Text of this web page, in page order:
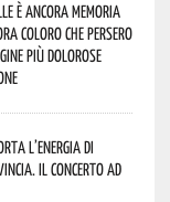
è ancora memoria
coloro che persero
più dolorose
l’energia di
Il concerto ad